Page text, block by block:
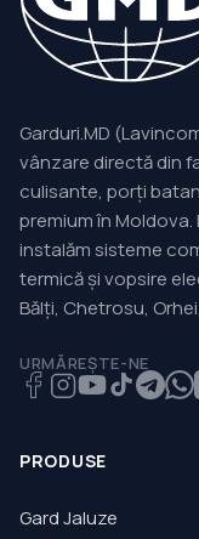
Garduri.MD
vânzare directă din
culisante, porți
premium în
instalăm sisteme
termică și vopsire
Bălți, Chetrosu,
URMĂREȘTE-NE
PRODUSE
Gard Jaluze